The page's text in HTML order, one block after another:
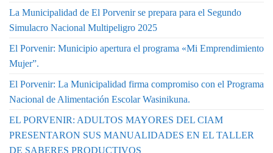
La Municipalidad de El Porvenir se prepara para el Segundo
Simulacro Nacional Multipeligro 2025
El Porvenir: Municipio apertura el programa «Mi Emprendimiento
Mujer”.
El Porvenir: La Municipalidad firma compromiso con el Programa
Nacional de Alimentación Escolar Wasinikuna.
EL PORVENIR: ADULTOS MAYORES DEL CIAM
PRESENTARON SUS MANUALIDADES EN EL TALLER
DE SABERES PRODUCTIVOS